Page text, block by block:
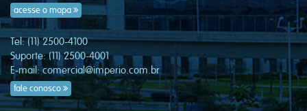
acesse o mapa
Tel: (11) 2500-4100
Suporte: (11) 2500-4001
E-mail:comercial@imperio.com.br
fale conosco